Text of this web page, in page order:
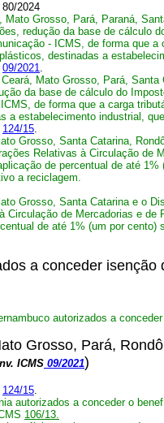
80/2024
Grosso, Pará, Paraná,
redução da base de cálculo
- ICMS, de forma que
destinadas a
09/2021.
Mato Grosso, Pará,
da base de cálculo do
de forma que a carga
a estabelecimento industrial,
124/15.
Grosso, Santa Catarina,
Relativas à Circulação
de percentual de até
a reciclagem.
Grosso, Santa Catarina e o
de Mercadorias e
de até 1% (um por cento)
a conceder
autorizados a
Grosso, Pará,
ICMS 09/2021)
124/15.
autorizados a conceder o
106/13.